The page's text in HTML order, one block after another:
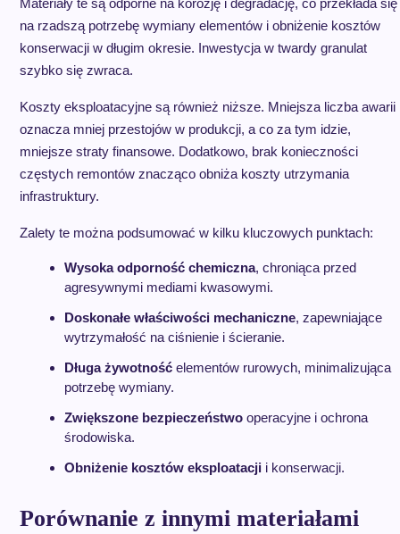
Materiały te są odporne na korozję i degradację, co przekłada się
na rzadszą potrzebę wymiany elementów i obniżenie kosztów
konserwacji w długim okresie. Inwestycja w twardy granulat
szybko się zwraca.
Koszty eksploatacyjne są również niższe. Mniejsza liczba awarii
oznacza mniej przestojów w produkcji, a co za tym idzie,
mniejsze straty finansowe. Dodatkowo, brak konieczności
częstych remontów znacząco obniża koszty utrzymania
infrastruktury.
Zalety te można podsumować w kilku kluczowych punktach:
Wysoka odporność chemiczna, chroniąca przed
agresywnymi mediami kwasowymi.
Doskonałe właściwości mechaniczne, zapewniające
wytrzymałość na ciśnienie i ścieranie.
Długa żywotnośćelementów rurowych, minimalizująca
potrzebę wymiany.
Zwiększone bezpieczeństwooperacyjne i ochrona
środowiska.
Obniżenie kosztów eksploatacjii konserwacji.
Porównanie z innymi materiałami